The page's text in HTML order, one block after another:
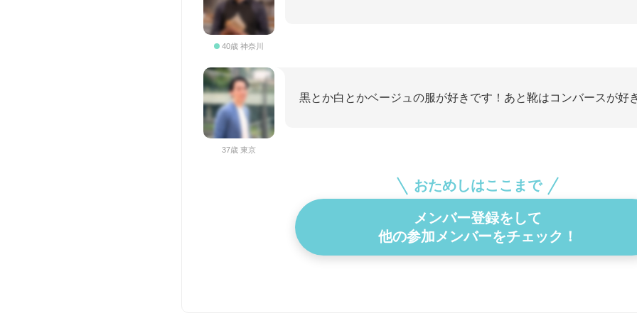
40歳 神奈川
37歳 東京
黒とか白とかベージュの服が好きです！あと靴はコンバースが好
おためしはここまで
メンバー登録をして
他の参加メンバーをチェック！